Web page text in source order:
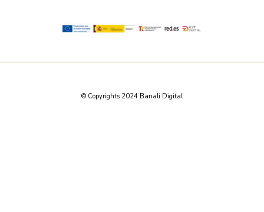
© Copyrights 2024 Banali Digital